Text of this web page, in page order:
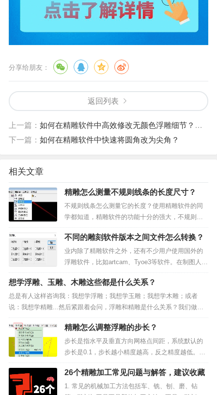
分享给朋友：
返回列表
上一篇： 如何在精雕软件中高效修改无颜色浮雕细节？固化与流动层应用
下一篇： 如何在精雕软件中快速将圆角改为尖角？
相关文章
精雕怎么测量不规则线条的长度尺寸？
不规则线条怎么测量它的长度？使用精雕软件的同
学都知道，精雕软件的功能十分的强大，不规则的
线条测量也很简单，选择测量工件，选择长度，然
后鼠标点选需要我们测量长度尺寸的线条，点选后
就会提示栏显示所选线条的长度尺寸了。▲图1 测量
长度下面我随便绘...
不同的雕刻软件版本之间文件怎么转换？
业内除了精雕软件之外，还有不少用户使用国外的
浮雕软件，比如artcam、Tyoe3等软件。在制图人员
与客户之间经常会由于使用的软件不同，而需要转
换文件。之前由于精雕软件对文件的保护，精雕只
能输入别的软件导出的模型,而不能导出模型供其他
软件读...
想学浮雕、玉雕、木雕这些都是什么关系？
总是有人这样咨询我：我想学浮雕；我想学玉雕；我想学木雕；或者
说：我想学精雕...然后紧跟着会问，浮雕和精雕是什么关系？我们做数
控雕刻行业，说起精雕吧，对我们而言就是个工具软件，说的其实就是
精雕软件（不管是早期的JDpaint还是现在的Art...
精雕怎么调整浮雕的步长？
步长是指水平及垂直方向网格点间距，系统默认的
步长是0.1，步长越小精度越高，反之精度越低。所
谓顶点数就像手机的像素，600万800万，数值越高
对应的精度就越高，反之越低。那么步长和顶点数
又有什么关系呢?其实我们在调整模型精度时，步长
26个精雕加工常见问题与解答，建议收藏
1. 常见的机械加工方法包括车、铣、刨、磨、钻